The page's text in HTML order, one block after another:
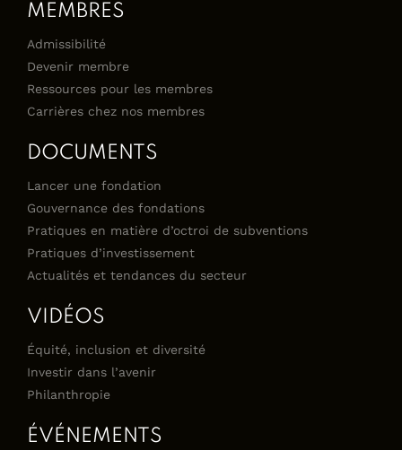
MEMBRES
Admissibilité
Devenir membre
Ressources pour les membres
Carrières chez nos membres
DOCUMENTS
Lancer une fondation
Gouvernance des fondations
Pratiques en matière d’octroi de subventions
Pratiques d’investissement
Actualités et tendances du secteur
VIDÉOS
Équité, inclusion et diversité
Investir dans l’avenir
Philanthropie
ÉVÉNEMENTS